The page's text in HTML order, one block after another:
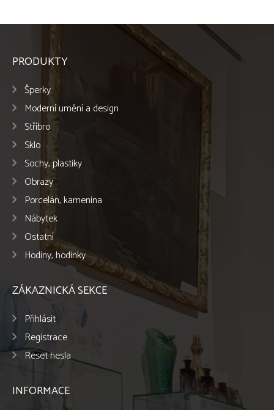
PRODUKTY
Šperky
Moderní umění a design
Stříbro
Sklo
Sochy, plastiky
Obrazy
Porcelán, kamenina
Nábytek
Ostatní
Hodiny, hodinky
ZÁKAZNICKÁ SEKCE
Přihlásit
Registrace
Reset hesla
INFORMACE